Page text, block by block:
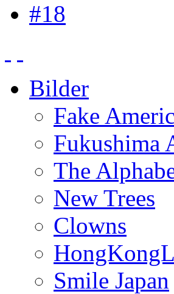
#18
Bilder
Fake
Fukushima
The
New Trees
Clowns
Smile Japan